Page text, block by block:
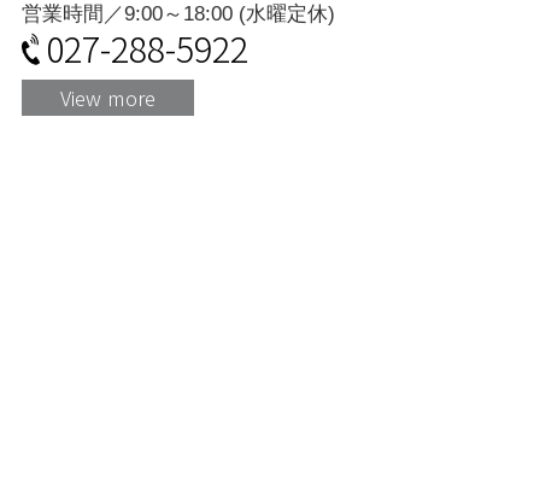
営業時間／9:00～18:00 (水曜定休)
027-288-5922
View more